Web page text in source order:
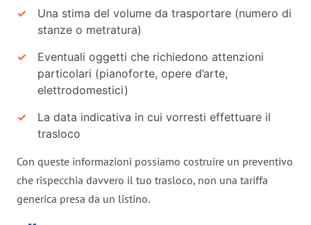
Una stima del volume da trasportare (numero di
stanze o metratura)
Eventuali oggetti che richiedono attenzioni
particolari (pianoforte, opere d’arte,
elettrodomestici)
La data indicativa in cui vorresti effettuare il
trasloco
Con queste informazioni possiamo costruire un preventivo
che rispecchia davvero il tuo trasloco, non una tariffa
generica presa da un listino.